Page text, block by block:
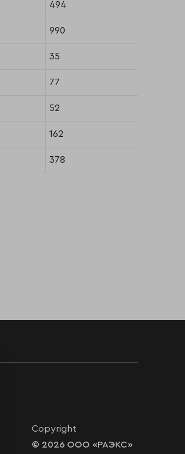
494
990
35
77
52
162
378
Copyright
© 2026 ООО «РАЭКС»